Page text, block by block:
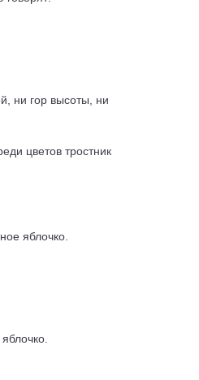
ни гор высоты, ни
цветов тростник
яблочко.